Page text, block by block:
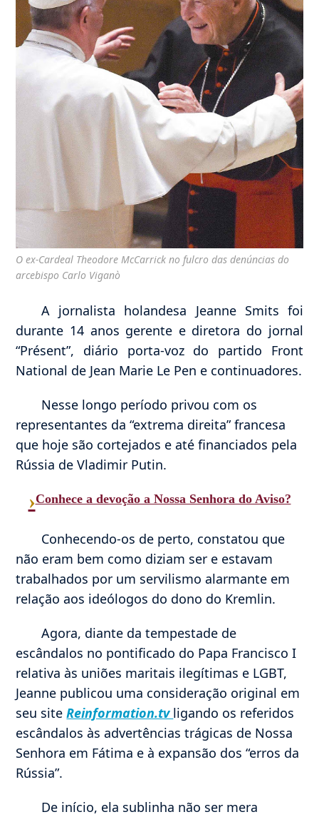
O ex-Cardeal Theodore McCarrick no fulcro das denúncias do
arcebispo Carlo Viganò
A jornalista holandesa Jeanne Smits foi
durante 14 anos gerente e diretora do jornal
“Présent”, diário porta-voz do partido Front
National de Jean Marie Le Pen e continuadores.
Nesse longo período privou com os
representantes da “extrema direita” francesa
que hoje são cortejados e até financiados pela
Rússia de Vladimir Putin.
›Conhece a devoção a Nossa Senhora do Aviso?
Conhecendo-os de perto, constatou que
não eram bem como diziam ser e estavam
trabalhados por um servilismo alarmante em
relação aos ideólogos do dono do Kremlin.
Agora, diante da tempestade de
escândalos no pontificado do Papa Francisco I
relativa às uniões maritais ilegítimas e LGBT,
Jeanne publicou uma consideração original em
seu siteReinformation.tv ligando os referidos
escândalos às advertências trágicas de Nossa
Senhora em Fátima e à expansão dos “erros da
Rússia”.
De início, ela sublinha não ser mera